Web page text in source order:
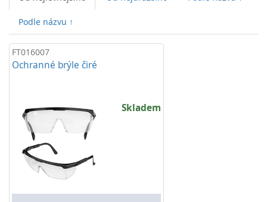
Podle názvu ↑
FT016007
Ochranné brýle čiré
Skladem